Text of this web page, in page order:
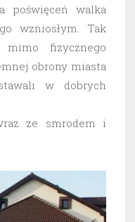
poświęceń walka
wzniosłym. Tak
fizycznego
obrony miasta
w dobrych
ze smrodem i